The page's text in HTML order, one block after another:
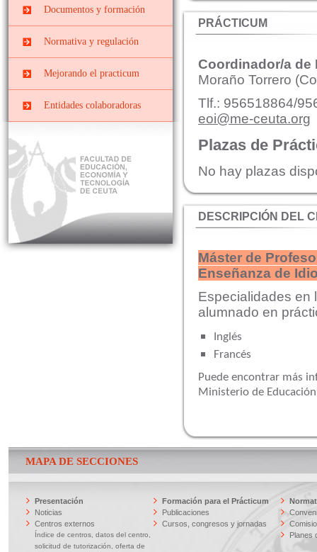
PRIMARIA
mención]
de Educación Social
Centros docentes
Prácticas
EXTRACURRICULARES
Prácticas ERASMUS
Documentos y formación
Cursos, congresos y
jornadas
Documentos y Tutoriales
Normativa y regulación
Convenios y Órdenes
Reguladoras
Comisiones
Interna
Planes de prácticas
Mejorando el practicum
Datos y cifras de cursos
anteriores
El Prácticum en los
estudios de grado
Educación Primaria
Educación Social
Entidades colaboradoras
PRÁCTICUM
Coordinador/a de
Moraño Torrero
Tlf.: 956518864/
eoi@me-ceuta.org
Plazas de
No hay plazas
DESCRIPCIÓN DEL
Máster de
Enseñanza de
Especialidades en
alumnado en
Inglés
Francés
Puede encontrar más
Ministerio de
MAPA DE SECCIONES
Presentación
Noticias
Centros externos
Índice de centros, datos del centro,
solicitud de tutorización, oferta de
Formación para el Prácticum
Publicaciones
Cursos, congresos y jornadas
Planes